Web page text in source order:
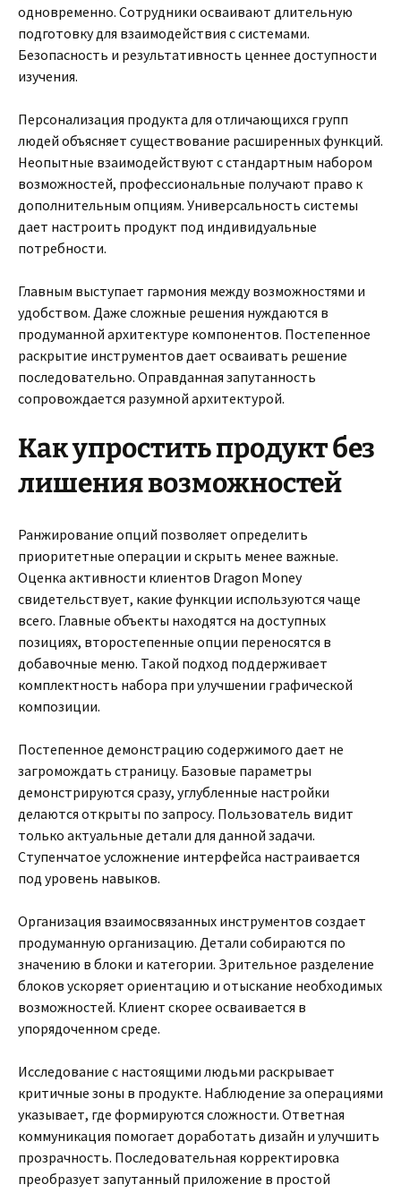
одновременно. Сотрудники осваивают длительную
подготовку для взаимодействия с системами.
Безопасность и результативность ценнее доступности
изучения.
Персонализация продукта для отличающихся групп
людей объясняет существование расширенных функций.
Неопытные взаимодействуют с стандартным набором
возможностей, профессиональные получают право к
дополнительным опциям. Универсальность системы
дает настроить продукт под индивидуальные
потребности.
Главным выступает гармония между возможностями и
удобством. Даже сложные решения нуждаются в
продуманной архитектуре компонентов. Постепенное
раскрытие инструментов дает осваивать решение
последовательно. Оправданная запутанность
сопровождается разумной архитектурой.
Как упростить продукт без
лишения возможностей
Ранжирование опций позволяет определить
приоритетные операции и скрыть менее важные.
Оценка активности клиентов Dragon Money
свидетельствует, какие функции используются чаще
всего. Главные объекты находятся на доступных
позициях, второстепенные опции переносятся в
добавочные меню. Такой подход поддерживает
комплектность набора при улучшении графической
композиции.
Постепенное демонстрацию содержимого дает не
загромождать страницу. Базовые параметры
демонстрируются сразу, углубленные настройки
делаются открыты по запросу. Пользователь видит
только актуальные детали для данной задачи.
Ступенчатое усложнение интерфейса настраивается
под уровень навыков.
Организация взаимосвязанных инструментов создает
продуманную организацию. Детали собираются по
значению в блоки и категории. Зрительное разделение
блоков ускоряет ориентацию и отыскание необходимых
возможностей. Клиент скорее осваивается в
упорядоченном среде.
Исследование с настоящими людьми раскрывает
критичные зоны в продукте. Наблюдение за операциями
указывает, где формируются сложности. Ответная
коммуникация помогает доработать дизайн и улучшить
прозрачность. Последовательная корректировка
преобразует запутанный приложение в простой